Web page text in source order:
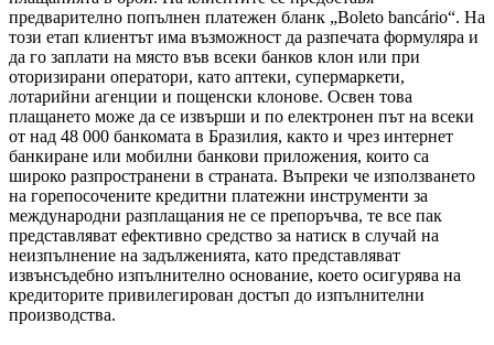
предварително попълнен платежен бланк „Boleto bancário“. На
този етап клиентът има възможност да разпечата формуляра и
да го заплати на място във всеки банков клон или при
оторизирани оператори, като аптеки, супермаркети,
лотарийни агенции и пощенски клонове. Освен това
плащането може да се извърши и по електронен път на всеки
от над 48 000 банкомата в Бразилия, както и чрез интернет
банкиране или мобилни банкови приложения, които са
широко разпространени в страната. Въпреки че използването
на горепосочените кредитни платежни инструменти за
международни разплащания не се препоръчва, те все пак
представляват ефективно средство за натиск в случай на
неизпълнение на задълженията, като представляват
извънсъдебно изпълнително основание, което осигурява на
кредиторите привилегирован достъп до изпълнителни
производства.